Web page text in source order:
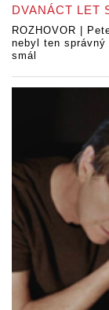
DVANÁCT LET
ROZHOVOR |
nebyl ten
smál